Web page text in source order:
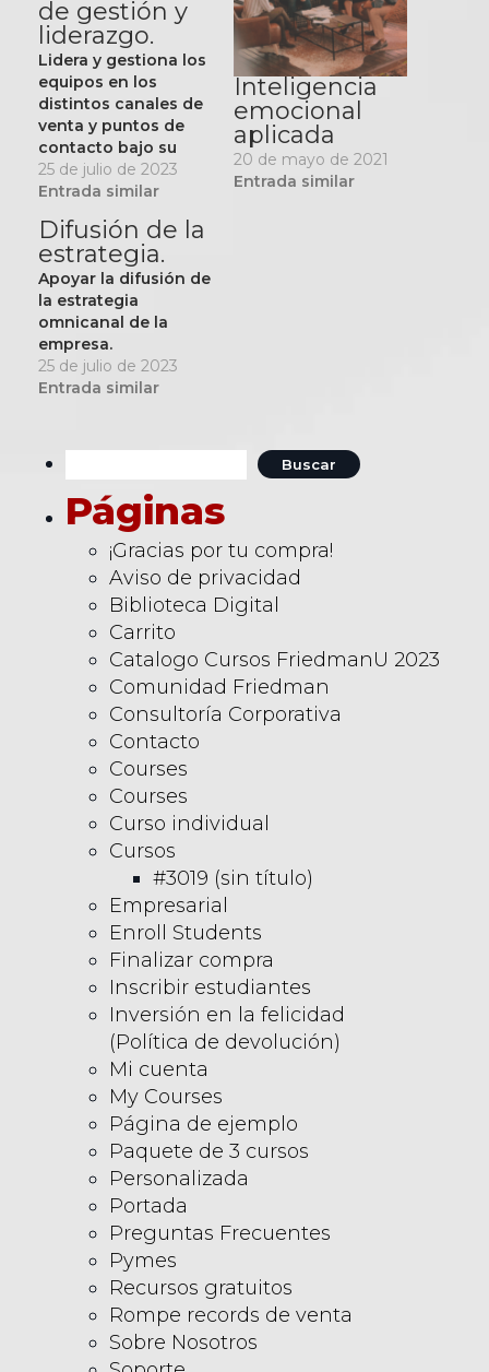
de gestión y
liderazgo.
Lidera y gestiona los
equipos en los
distintos canales de
venta y puntos de
contacto bajo su
responsabilidad,
poniendo en
comportamientos
que apoyen la
estrategia omnicanal
de la empresa.
25 de julio de 2023
Entrada similar
Inteligencia
emocional
aplicada
20 de mayo de 2021
Entrada similar
Difusión de la
estrategia.
Apoyar la difusión de
la estrategia
omnicanal de la
empresa.
25 de julio de 2023
Entrada similar
Páginas
¡Gracias por tu compra!
Aviso de privacidad
Biblioteca Digital
Carrito
Catalogo Cursos FriedmanU 2023
Comunidad Friedman
Consultoría Corporativa
Contacto
Courses
Courses
Curso individual
Cursos
#3019 (sin título)
Empresarial
Enroll Students
Finalizar compra
Inscribir estudiantes
Inversión en la felicidad
(Política de devolución)
Mi cuenta
My Courses
Página de ejemplo
Paquete de 3 cursos
Personalizada
Portada
Preguntas Frecuentes
Pymes
Recursos gratuitos
Rompe records de venta
Sobre Nosotros